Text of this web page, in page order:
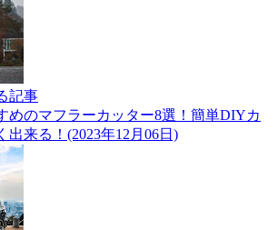
記事
めのマフラーカッター8選！簡単DIYカ
出来る！(2023年12月06日)